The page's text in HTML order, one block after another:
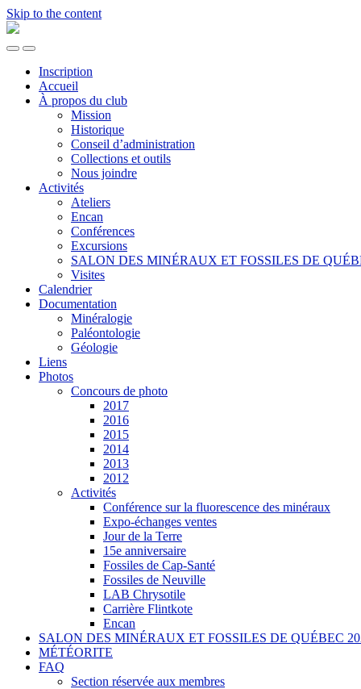
Skip to the content
CLUB
DE
QUÉBEC
Toggle
mobile
menu
Toggle
the
search
field
Inscription
Accueil
À propos du club
Mission
Historique
Conseil d’administration
Collections et outils
Nous joindre
Activités
Ateliers
Encan
Conférences
Excursions
SALON DES MINÉRAUX ET FOSSILES DE
Visites
Calendrier
Documentation
Minéralogie
Paléontologie
Géologie
Liens
Photos
Concours de photo
2017
2016
2015
2014
2013
2012
Activités
Conférence sur la fluorescence des minéraux
Expo-échanges ventes
Jour de la Terre
15e anniversaire
Fossiles de Cap-Santé
Fossiles de Neuville
LAB Chrysotile
Carrière Flintkote
Encan
SALON DES MINÉRAUX ET FOSSILES DE QUÉBEC
MÉTÉORITE
FAQ
Section réservée aux membres